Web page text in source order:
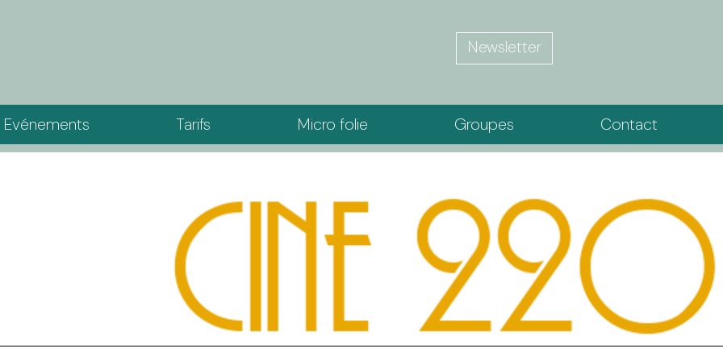
Newsletter
Evénements Tarifs Micro folie Groupes Contact